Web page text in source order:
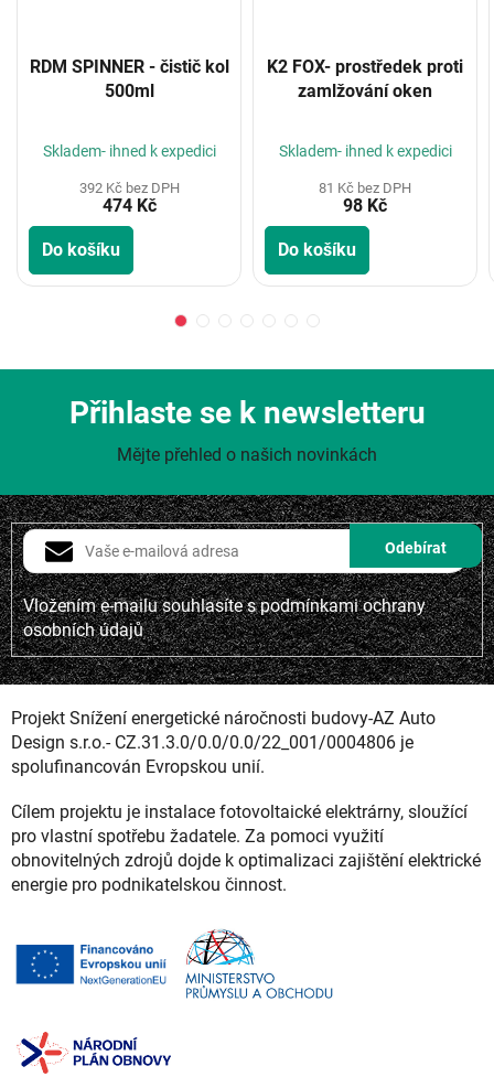
RDM SPINNER - čistič kol
500ml
Skladem- ihned k expedici
392 Kč bez DPH
474 Kč
Do košíku
K2 FOX- prostředek proti
zamlžování oken
Skladem- ihned k expedici
81 Kč bez DPH
98 Kč
Do košíku
Vložením e-mailu souhlasíte spodmínkami ochrany
osobních údajů
Přihlaste se k newsletteru
Mějte přehled o našich novinkách
Projekt Snížení energetické náročnosti budovy-AZ Auto
Design s.r.o.- CZ.31.3.0/0.0/0.0/22_001/0004806 je
spolufinancován Evropskou unií.
Cílem projektu je instalace fotovoltaické elektrárny, sloužící
pro vlastní spotřebu žadatele. Za pomoci využití
obnovitelných zdrojů dojde k optimalizaci zajištění elektrické
energie pro podnikatelskou činnost.